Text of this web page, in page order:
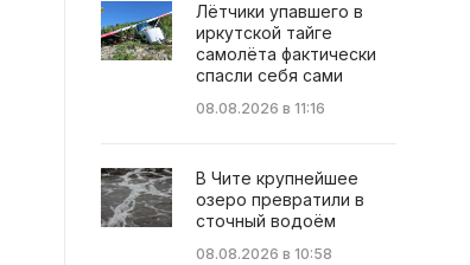
Лётчики упавшего в
иркутской тайге
самолёта фактически
спасли себя сами
08.08.2026 в 11:16
В Чите крупнейшее
озеро превратили в
сточный водоём
08.08.2026 в 10:58